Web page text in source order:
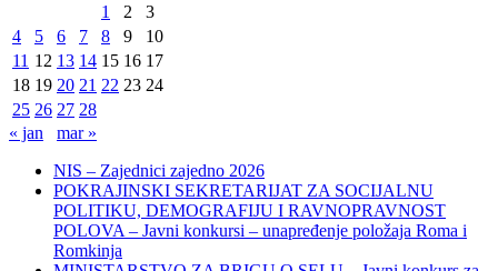
1
2
3
4
5 6 7 8 9
10
11 12 13 14 15 16 17
18 19 20 21 22 23 24
25 26 27 28
« jan
mar »
NIS – Zajednici zajedno 2026
POKRAJINSKI SEKRETARIJAT ZA SOCIJALNU
POLITIKU, DEMOGRAFIJU I RAVNOPRAVNOST
POLOVA – Javni konkursi – unapređenje položaja Roma i
Romkinja